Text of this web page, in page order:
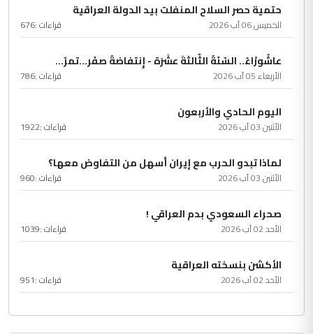
حتمية حصر السلاح المنفلت بيد الدولة العراقية
الخميس 06 آب 2026 قراءات :676
عاشُورْاءُ.. السّنَةُ الثّالثةَ عشَرَة - إِنتفاضةُ صفَر…تمرّ...
الأربعاء 05 آب 2026 قراءات :786
اليوم الحادي والأربعون
الأثنين 03 آب 2026 قراءات :1922
لماذا تبدو الحرب مع إيران أسهل من التفاوض معها؟
الأثنين 03 آب 2026 قراءات :960
صحراء السعودي بدم العراقي !
الأحد 02 آب 2026 قراءات :1039
الأكشن بنسخته العراقية
الأحد 02 آب 2026 قراءات :951